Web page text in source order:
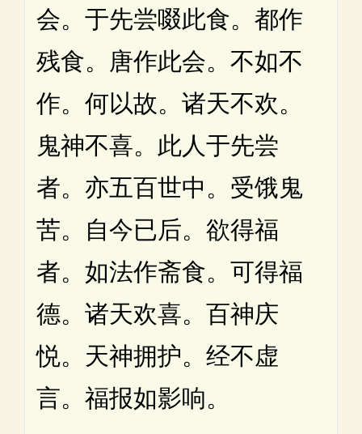
会。于先尝啜此食。都作
残食。唐作此会。不如不
作。何以故。诸天不欢。
鬼神不喜。此人于先尝
者。亦五百世中。受饿鬼
苦。自今已后。欲得福
者。如法作斋食。可得福
德。诸天欢喜。百神庆
悦。天神拥护。经不虚
言。福报如影响。